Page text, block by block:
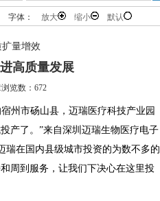
字体： 放大 缩小 默认
量增效
高质量发展
览数：672
市砀山县，迈瑞医疗科技产业园
产了。”来自深圳迈瑞生物医疗电子
瑞在国内县级城市投资的为数不多的
周到服务，让我们下决心在这里投